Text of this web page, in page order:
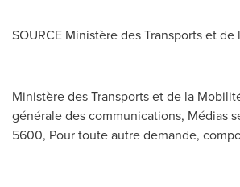
SOURCE Ministère des Transports et
Ministère des Transports et de la
générale des communications, Médias
5600, Pour toute autre demande,